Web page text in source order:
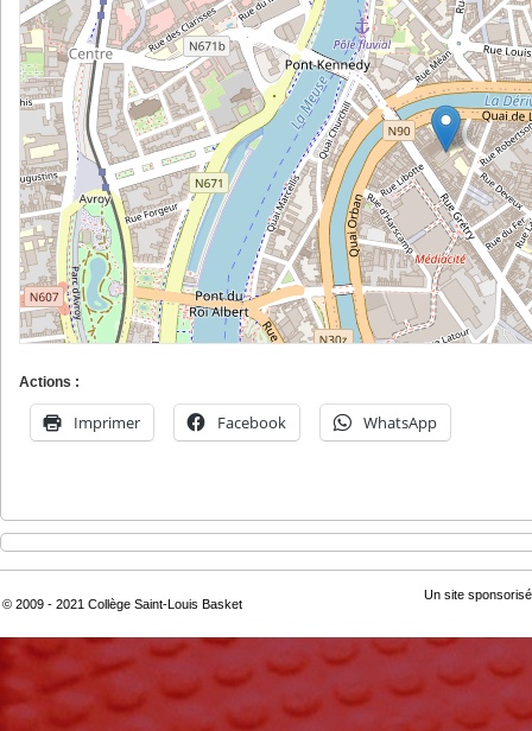
Actions :
Imprimer Facebook WhatsApp
© 2009 - 2021 Collège Saint-Louis Basket
Un site